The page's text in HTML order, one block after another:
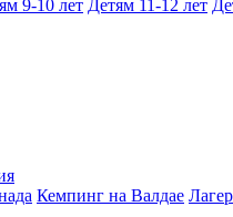
9-10 лет Детям 11-12 лет
Кемпинг на Валдае